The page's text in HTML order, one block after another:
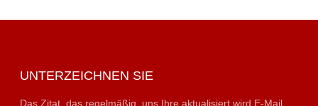
UNTERZEICHNEN SIE
Das Zitat, das regelmäßig, uns Ihre aktualisiert wird E-Mail